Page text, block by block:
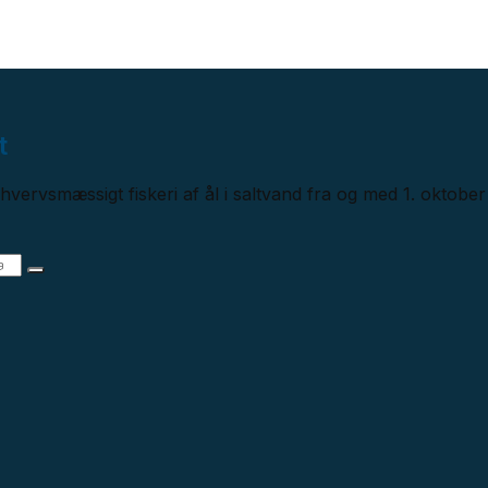
fiskeri af ål i saltvand fra og med 1.